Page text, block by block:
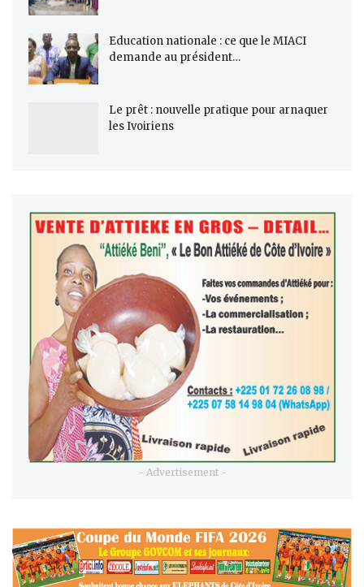
Education nationale : ce que le MIACI
demande au président…
Le prêt : nouvelle pratique pour arnaquer
les Ivoiriens
- Advertisement -